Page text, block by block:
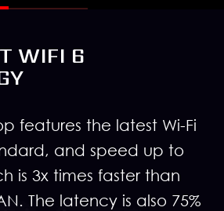
WIFI 6
features the latest Wi-Fi
and speed up to
is 3x times faster than
The latency is also 75%